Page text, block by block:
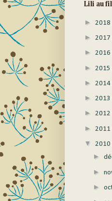
Lili au fil
► 2018
► 2017
► 2016
► 2015
► 2014
► 2013
► 2012
► 2011
▼ 2010
►
►
►